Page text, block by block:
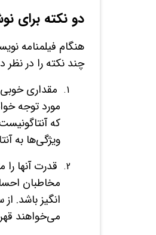
دو نکته برای
هنگام فیلمنامه
چند نکته را در نظر
مقداری
مورد توجه
که
ویژگی‌ها به
قدرت آنها
مخاطبان
انگیز باشد.
می‌خواهند